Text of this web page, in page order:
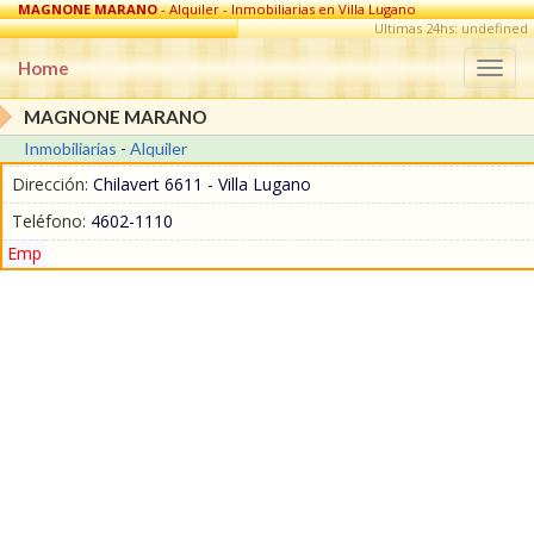
MAGNONE MARANO- Alquiler - Inmobiliarias en Villa Lugano
Ultimas 24hs: undefined
Home
MAGNONE MARANO
Inmobiliarias - Alquiler
Dirección: Chilavert 6611 - Villa Lugano
Teléfono: 4602-1110
Emp